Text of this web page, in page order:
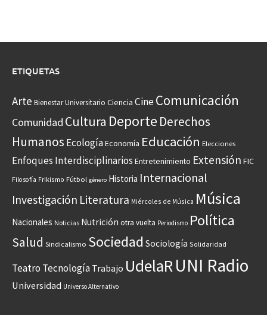
ETIQUETAS
Arte Bienestar Universitario Ciencia CineComunicación
Comunidad Cultura Deporte Derechos
Humanos EcologíaEconomía Educación Elecciones
Enfoques Interdisciplinarios Entretenimiento Extensión FIC
Filosofía Frikismo Fútbol género Historia Internacional
Investigación Literatura Miércoles de Música Música
Nacionales Noticias Nutrición otra vuelta Periodismo Política
Salud Sindicalismo Sociedad Sociología Solidaridad
Teatro Tecnología Trabajo UdelaRUNI Radio
Universidad Universo Alternativo